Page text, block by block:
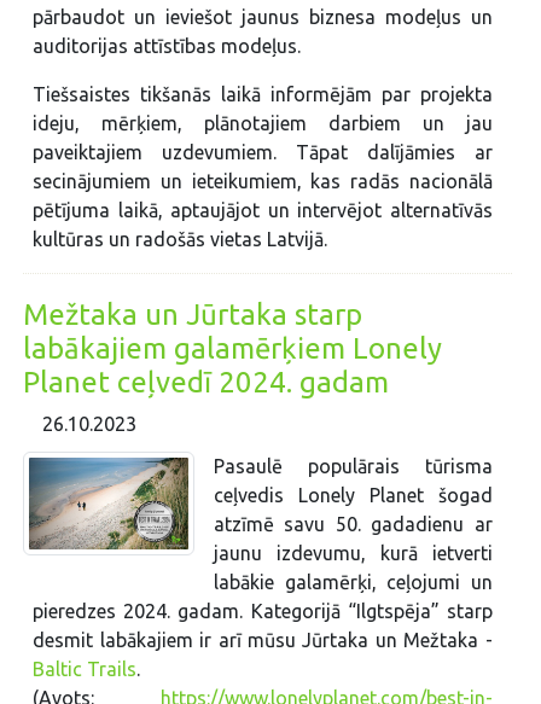
pārbaudot un ieviešot jaunus biznesa modeļus un
auditorijas attīstības modeļus.
Tiešsaistes tikšanās laikā informējām par projekta
ideju, mērķiem, plānotajiem darbiem un jau
paveiktajiem uzdevumiem. Tāpat dalījāmies ar
secinājumiem un ieteikumiem, kas radās nacionālā
pētījuma laikā, aptaujājot un intervējot alternatīvās
kultūras un radošās vietas Latvijā.
Mežtaka un Jūrtaka starp
labākajiem galamērķiem Lonely
Planet ceļvedī 2024. gadam
26.10.2023
Pasaulē populārais tūrisma
ceļvedis Lonely Planet šogad
atzīmē savu 50. gadadienu ar
jaunu izdevumu, kurā ietverti
labākie galamērķi, ceļojumi un
pieredzes 2024. gadam. Kategorijā “Ilgtspēja” starp
desmit labākajiem ir arī mūsu Jūrtaka un Mežtaka -
Baltic Trails.
(Avots:
https://www.lonelyplanet.com/best-in-